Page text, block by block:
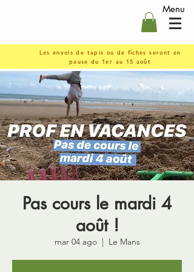
Menu
Les envois de tapis ou de fiches seront en
pause du 1er au 15 août
Pas cours le mardi 4
août !
mar 04 ago
  |
Le Mans